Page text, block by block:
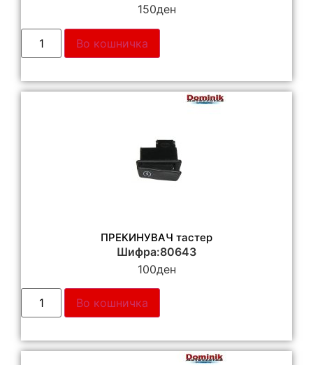
150ден
Во кошничка
ПРЕКИНУВАЧ тастер
Шифра:80643
100ден
Во кошничка